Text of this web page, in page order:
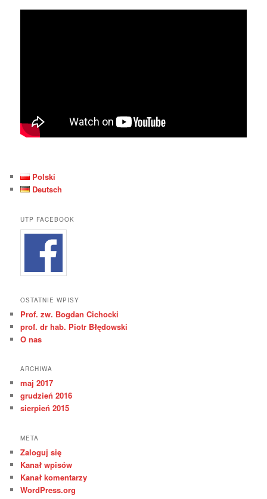
Polski
Deutsch
UTP FACEBOOK
OSTATNIE WPISY
Prof. zw. Bogdan Cichocki
prof. dr hab. Piotr Błędowski
O nas
ARCHIWA
maj 2017
grudzień 2016
sierpień 2015
META
Zaloguj się
Kanał wpisów
Kanał komentarzy
WordPress.org